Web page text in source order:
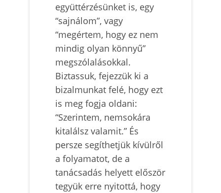
együttérzésünket is, egy
“sajnálom”, vagy
“megértem, hogy ez nem
mindig olyan könnyű”
megszólalásokkal.
Biztassuk, fejezzük ki a
bizalmunkat felé, hogy ezt
is meg fogja oldani:
“Szerintem, nemsokára
kitalálsz valamit.” És
persze segíthetjük kívülről
a folyamatot, de a
tanácsadás helyett először
tegyük erre nyitottá, hogy